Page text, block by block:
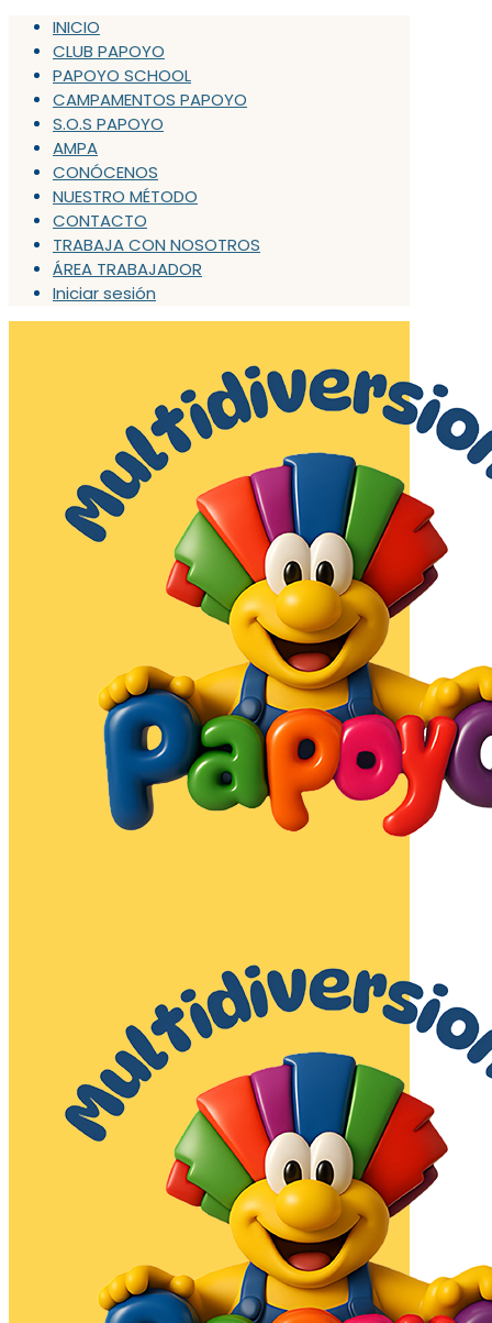
INICIO
CLUB PAPOYO
PAPOYO SCHOOL
CAMPAMENTOS PAPOYO
S.O.S PAPOYO
AMPA
CONÓCENOS
NUESTRO MÉTODO
CONTACTO
TRABAJA CON NOSOTROS
ÁREA TRABAJADOR
Iniciar sesión